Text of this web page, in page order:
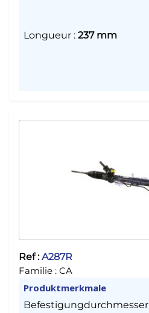
Longueur : 237 mm
Ref :A287R
Familie : CA
Produktmerkmale
Befestigungdurchmesser